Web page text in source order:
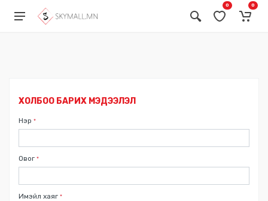
0 0
ХОЛБОО БАРИХ МЭДЭЭЛЭЛ
Нэр *
Овог *
Имэйл хаяг *